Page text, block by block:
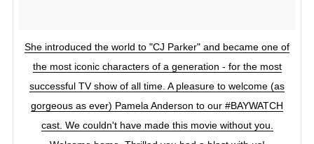
She introduced the world to "CJ Parker" and became one of
the most iconic characters of a generation - for the most
successful TV show of all time. A pleasure to welcome (as
gorgeous as ever) Pamela Anderson to our #BAYWATCH
cast. We couldn't have made this movie without you.